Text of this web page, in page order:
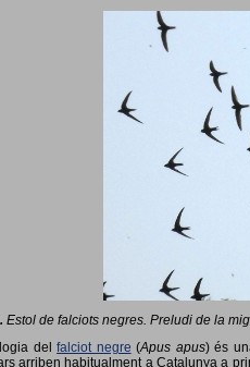
Estol de falciots negres. Preludi de la
delfalciot negre (Apus apus) és
arriben habitualment a Catalunya a